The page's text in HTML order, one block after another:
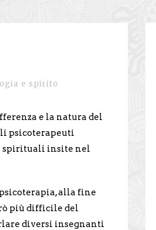
e spirito
e la natura del
psicoterapeuti
spirituali insite nel
alla fine
più difficile del
diversi insegnanti